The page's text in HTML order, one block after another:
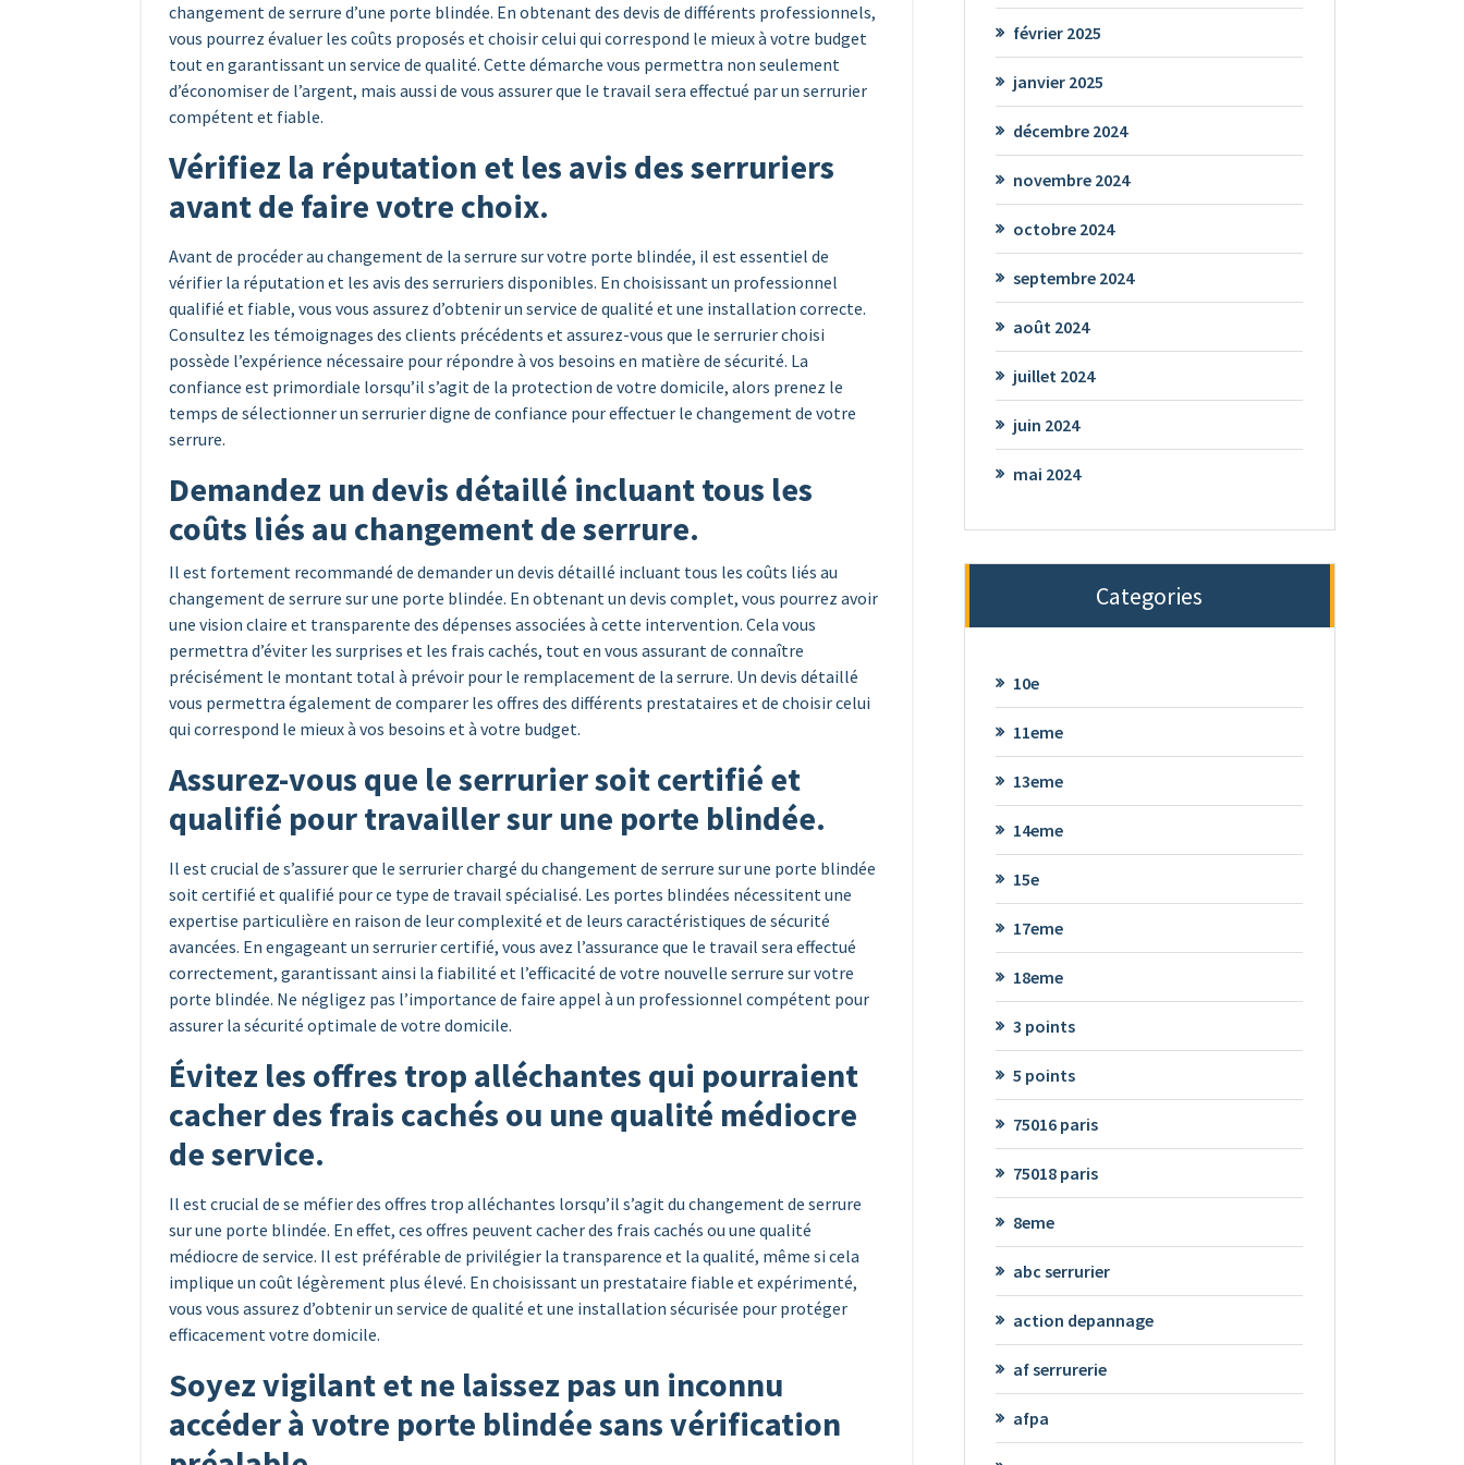
changement de serrure d’une porte blindée. En obtenant des devis de différents professionnels,
vous pourrez évaluer les coûts proposés et choisir celui qui correspond le mieux à votre budget
tout en garantissant un service de qualité. Cette démarche vous permettra non seulement
d’économiser de l’argent, mais aussi de vous assurer que le travail sera effectué par un serrurier
compétent et fiable.
Vérifiez la réputation et les avis des serruriers
avant de faire votre choix.
Avant de procéder au changement de la serrure sur votre porte blindée, il est essentiel de
vérifier la réputation et les avis des serruriers disponibles. En choisissant un professionnel
qualifié et fiable, vous vous assurez d’obtenir un service de qualité et une installation correcte.
Consultez les témoignages des clients précédents et assurez-vous que le serrurier choisi
possède l’expérience nécessaire pour répondre à vos besoins en matière de sécurité. La
confiance est primordiale lorsqu’il s’agit de la protection de votre domicile, alors prenez le
temps de sélectionner un serrurier digne de confiance pour effectuer le changement de votre
serrure.
Demandez un devis détaillé incluant tous les
coûts liés au changement de serrure.
Il est fortement recommandé de demander un devis détaillé incluant tous les coûts liés au
changement de serrure sur une porte blindée. En obtenant un devis complet, vous pourrez avoir
une vision claire et transparente des dépenses associées à cette intervention. Cela vous
permettra d’éviter les surprises et les frais cachés, tout en vous assurant de connaître
précisément le montant total à prévoir pour le remplacement de la serrure. Un devis détaillé
vous permettra également de comparer les offres des différents prestataires et de choisir celui
qui correspond le mieux à vos besoins et à votre budget.
Assurez-vous que le serrurier soit certifié et
qualifié pour travailler sur une porte blindée.
Il est crucial de s’assurer que le serrurier chargé du changement de serrure sur une porte blindée
soit certifié et qualifié pour ce type de travail spécialisé. Les portes blindées nécessitent une
expertise particulière en raison de leur complexité et de leurs caractéristiques de sécurité
avancées. En engageant un serrurier certifié, vous avez l’assurance que le travail sera effectué
correctement, garantissant ainsi la fiabilité et l’efficacité de votre nouvelle serrure sur votre
porte blindée. Ne négligez pas l’importance de faire appel à un professionnel compétent pour
assurer la sécurité optimale de votre domicile.
Évitez les offres trop alléchantes qui pourraient
cacher des frais cachés ou une qualité médiocre
de service.
Il est crucial de se méfier des offres trop alléchantes lorsqu’il s’agit du changement de serrure
sur une porte blindée. En effet, ces offres peuvent cacher des frais cachés ou une qualité
médiocre de service. Il est préférable de privilégier la transparence et la qualité, même si cela
implique un coût légèrement plus élevé. En choisissant un prestataire fiable et expérimenté,
vous vous assurez d’obtenir un service de qualité et une installation sécurisée pour protéger
efficacement votre domicile.
Soyez vigilant et ne laissez pas un inconnu
accéder à votre porte blindée sans vérification
février 2025
janvier 2025
décembre 2024
novembre 2024
octobre 2024
septembre 2024
août 2024
juillet 2024
juin 2024
mai 2024
Categories
10e
11eme
13eme
14eme
15e
17eme
18eme
3 points
5 points
75016 paris
75018 paris
8eme
abc serrurier
action depannage
af serrurerie
afpa